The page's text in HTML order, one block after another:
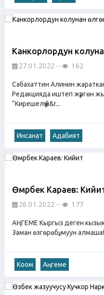
Канкорлордун
27.01.2022 162
Сабахаттин Алинин
Редакцияда иштеп жүргөн
“Кирешелүү үй&r...
Инсанат Адабият
Өмүрбек Караев:
26.01.2022 177
АҢГЕМЕ Кыргыз деген
Заман өзгөрөбү, муун
Коом Аңгеме